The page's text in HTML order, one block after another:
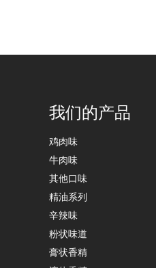
我们的产品
鸡肉味
牛肉味
其他口味
精油系列
辛辣味
粉状味道
膏状香精